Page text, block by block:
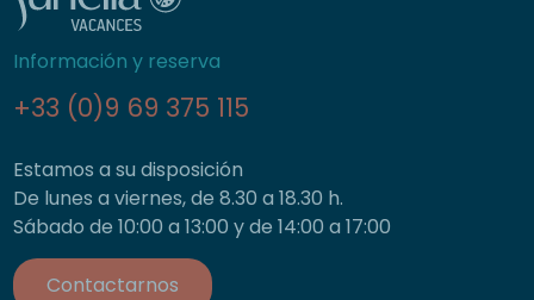
Información y reserva
+33 (0)9 69 375 115
Estamos a su disposición
De lunes a viernes, de 8.30 a 18.30 h.
Sábado de 10:00 a 13:00 y de 14:00 a 17:00
Contactarnos